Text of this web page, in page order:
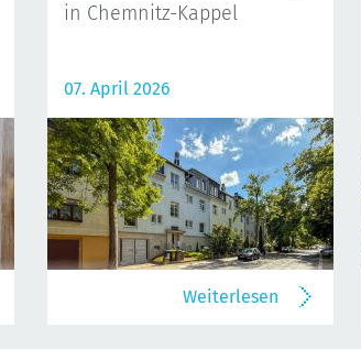
in Chemnitz-Kappel
07. April 2026
Weiterlesen